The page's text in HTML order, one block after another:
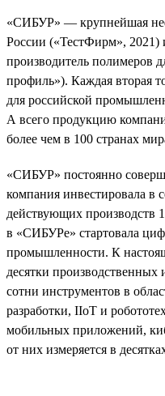
«СИБУР» — крупнейшая
России («ТестФирм», 2021)
производитель полимеров
профиль»). Каждая вторая
для российской
А всего продукцию
более чем в 100 странах
«СИБУР» постоянно
компания инвестировала в
действующих производств
в «СИБУРе» стартовала
промышленности. К
десятки производственных
сотни инструментов в
разработки, IIoT и
мобильных приложений,
от них измеряется в